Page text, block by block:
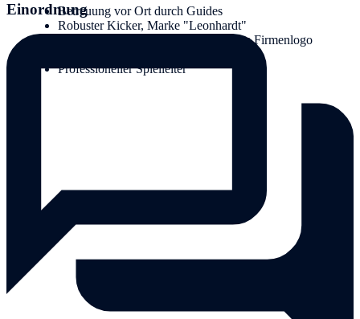
Betreuung vor Ort durch Guides
Robuster Kicker, Marke "Leonhardt"
Der Kicker kann auf Wunsch mit dem Firmenlogo
Professioneller Spielleiter
Einordnung